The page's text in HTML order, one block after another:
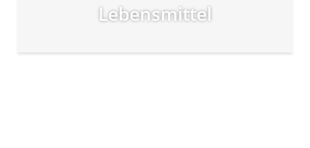
Lebensmittel